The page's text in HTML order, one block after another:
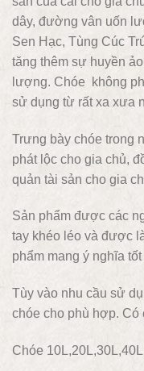
dây, đường vân uốn
Sen Hạc, Tùng Cúc
tăng thêm sự huyền
lượng. Chóe không
sử dụng từ rất xa xưa
Trưng bày chóe trong
phát lộc cho gia chủ,
quản tài sản cho gia
Sản phẩm được các
tay khéo léo và được
phẩm mang ý nghĩa tốt
Tùy vào nhu cầu sử
chóe cho phù hợp. Có
Chóe